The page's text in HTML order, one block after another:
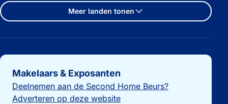
Meer landen tonen
Belangrijke links
Makelaars & Exposanten
Deelnemen aan de Second Home Beurs?
Adverteren op deze website